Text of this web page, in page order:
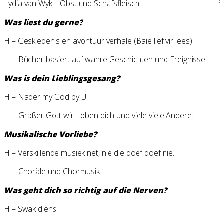
Lydia van Wyk – Obst und Schafsfleisch. L –
Was liest du gerne?
H – Geskiedenis en avontuur verhale (Baie lief vir lees).
L – Bücher basiert auf wahre Geschichten und Ereignisse.
Was is dein Lieblingsgesang?
H – Nader my God by U.
L – Großer Gott wir Loben dich und viele viele Andere.
Musikalische Vorliebe?
H – Verskillende musiek net, nie die doef doef nie.
L – Choräle und Chormusik.
Was geht dich so richtig auf die Nerven?
H – Swak diens.